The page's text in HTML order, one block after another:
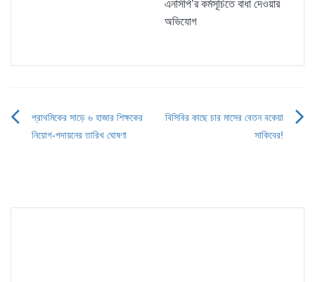
এনসিপি’র কর্মসূচিতে বাধা দেওয়ার
অভিযোগ
Post
প্রাথমিকের সাড়ে ৬ হাজার শিক্ষকের
নিয়োগ-পদায়নের তারিখ ঘোষণা
বিসিবির কাছে চার মাসের বেতন বকেয়া
সাকিবের!